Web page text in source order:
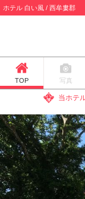
ホテル 白い風 / 西牟婁郡
TOP 写真
当ホテ